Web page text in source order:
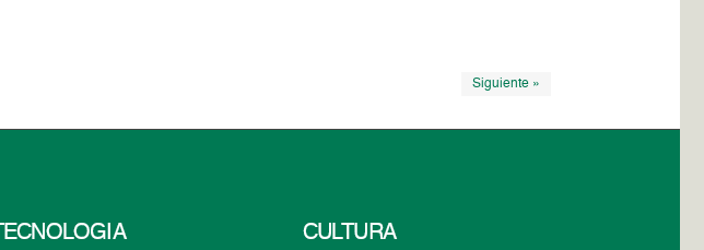
Siguiente »
TECNOLOGÍA CULTURA